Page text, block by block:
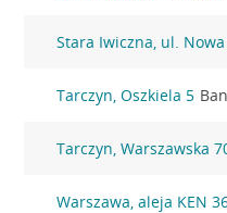
Stara Iwiczna, ul.
Tarczyn, Oszkiela 5
Tarczyn, Warszawska
Warszawa, aleja KEN